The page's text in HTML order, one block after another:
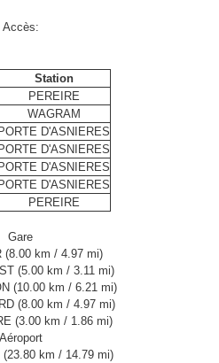
Accès:
Station
PEREIRE
WAGRAM
PORTE D'ASNIERES
PORTE D'ASNIERES
PORTE D'ASNIERES
PORTE D'ASNIERES
PEREIRE
Gare
(8.00 km / 4.97 mi)‎
(5.00 km / 3.11 mi)
(10.00 km / 6.21 mi)
(8.00 km / 4.97 mi)‎
(3.00 km / 1.86 mi)‎
Aéroport
(23.80 km / 14.79 mi)